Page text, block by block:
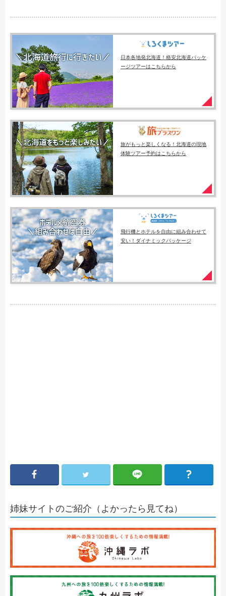
日本各地発北海道！格安北海道パッケ
ージツアーはこちらから
旅がもっと楽しくなる！北海道の現地
体験ツアー予約はこちらから
飛行機とホテルを自由に組み合わせて
安い！ダイナミックパッケージ
姉妹サイトのご紹介（よかったら見てね）